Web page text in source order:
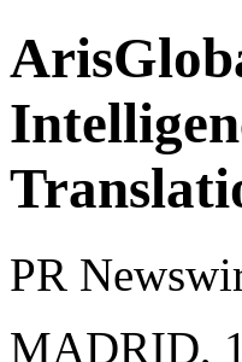
PR
MADRID,